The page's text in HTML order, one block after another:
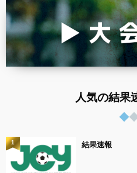
人気の結果
結果速報
1